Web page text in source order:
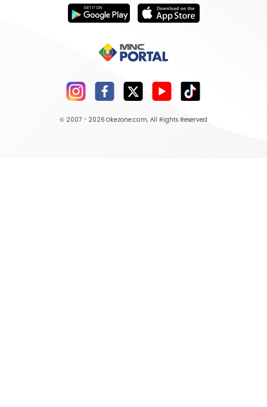
© 2007 - 2026 Okezone.com, All Rights Reserved